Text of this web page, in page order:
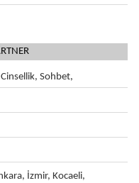
Sohbet,
İzmir, Kocaeli,